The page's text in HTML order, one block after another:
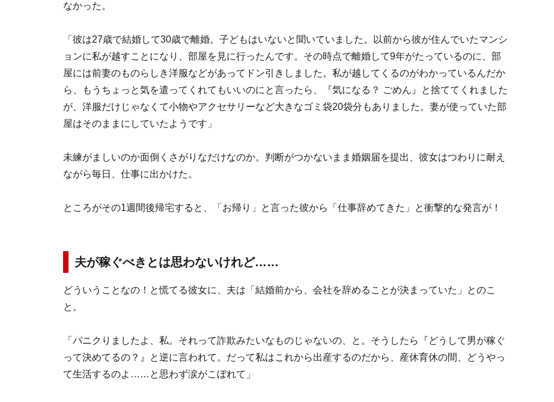
なかった。
「彼は27歳で結婚して30歳で離婚。子どもはいないと聞いていました。以前から彼が住んでいたマンシ
ョンに私が越すことになり、部屋を見に行ったんです。その時点で離婚して9年がたっているのに、部
屋には前妻のものらしき洋服などがあってドン引きしました。私が越してくるのがわかっているんだか
ら、もうちょっと気を遣ってくれてもいいのにと言ったら、『気になる？ ごめん』と捨ててくれました
が、洋服だけじゃなくて小物やアクセサリーなど大きなゴミ袋20袋分もありました。妻が使っていた部
屋はそのままにしていたようです」
未練がましいのか面倒くさがりなだけなのか。判断がつかないまま婚姻届を提出、彼女はつわりに耐え
ながら毎日、仕事に出かけた。
ところがその1週間後帰宅すると、「お帰り」と言った彼から「仕事辞めてきた」と衝撃的な発言が！
夫が稼ぐべきとは思わないけれど……
どういうことなの！と慌てる彼女に、夫は「結婚前から、会社を辞めることが決まっていた」とのこ
と。
「パニクりましたよ、私。それって詐欺みたいなものじゃないの、と。そうしたら『どうして男が稼ぐ
って決めてるの？』と逆に言われて。だって私はこれから出産するのだから、産休育休の間、どうやっ
て生活するのよ……と思わず涙がこぼれて」